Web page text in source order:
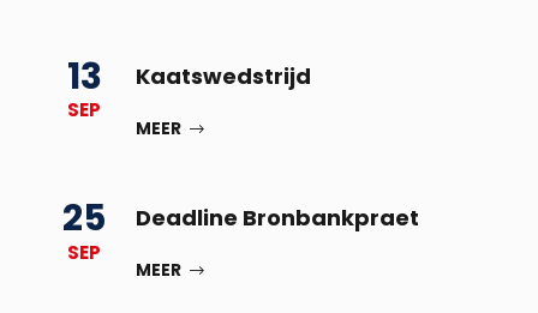
13
SEP
Kaatswedstrijd
MEER
25
SEP
Deadline Bronbankpraet
MEER